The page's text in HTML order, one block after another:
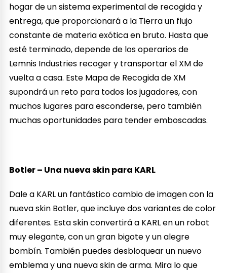
hogar de un sistema experimental de recogida y
entrega, que proporcionará a la Tierra un flujo
constante de materia exótica en bruto. Hasta que
esté terminado, depende de los operarios de
Lemnis Industries recoger y transportar el XM de
vuelta a casa. Este Mapa de Recogida de XM
supondrá un reto para todos los jugadores, con
muchos lugares para esconderse, pero también
muchas oportunidades para tender emboscadas.
Botler – Una nueva skin para KARL
Dale a KARL un fantástico cambio de imagen con la
nueva skin Botler, que incluye dos variantes de color
diferentes. Esta skin convertirá a KARL en un robot
muy elegante, con un gran bigote y un alegre
bombín. También puedes desbloquear un nuevo
emblema y una nueva skin de arma. Mira lo que